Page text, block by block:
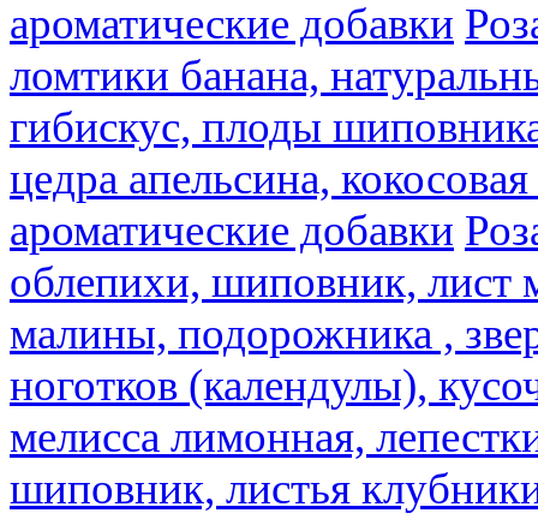
ароматические добавки
ломтики банана,
гибискус, плоды
цедра апельсина,
ароматические добавки
облепихи, шиповник, лист
малины, подорожника ,
ноготков (календулы),
мелисса лимонная,
шиповник, листья